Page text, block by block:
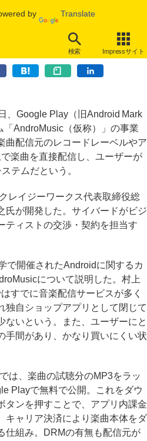
by Translate
検索 Impressサイト
楽配信システム「AndroMusic」事業
、Google Play（旧Android Mark
AndroMusic（仮称）」の事業
曲配信元のレコードレーベルやア
楽曲を直接配信し、ユーザーが
テムだという。
レイジーワークス代表取締役総
氏が開発した。サイバードがビジ
ティストの交渉・契約を担当す
開催されたAndroidに関するカ
について説明した。村上
すでに音楽配信サービスが多く
独自ショップアプリとして閉じて
ないという。また、ユーザーにと
手間があり、かなり買いにくい状
は、楽曲の試聴分のMP3をラッ
Playで無料で公開。これをダウ
タンを押すことで、アプリ内課金
キャリア決済により楽曲本体をダ
仕組み。DRMの有無も配信元が